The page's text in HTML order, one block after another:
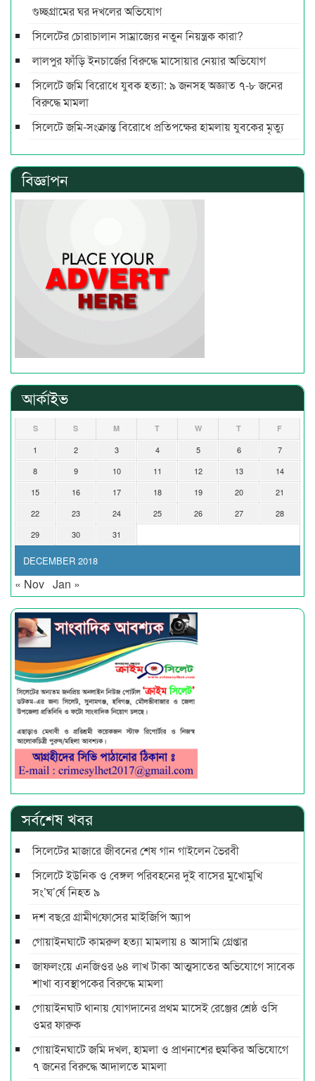
গুচ্ছগ্রামের ঘর দখলের অভিযোগ
সিলেটের চোরাচালান সাম্রাজ্যের নতুন নিয়ন্ত্রক কারা?
লালপুর ফাঁড়ি ইনচার্জের বিরুদ্ধে মাসোয়ার নেয়ার অভিযোগ
সিলেটে জমি বিরোধে যুবক হত্যা: ৯ জনসহ অজ্ঞাত ৭-৮ জনের
বিরুদ্ধে মামলা
সিলেটে জমি-সংক্রান্ত বিরোধে প্রতিপক্ষের হামলায় যুবকের মৃত্যু
বিজ্ঞাপন
আর্কাইভ
DECEMBER 2018
S S M T W T F
1 2 3 4 5 6
7
8
9 10 11 12 13
14
15
16 17 18 19 20
21
22
23 24 25 26 27
28
29
30 31
« Nov Jan »
সর্বশেষ খবর
সিলেটের মাজারে জীবনের শেষ গান গাইলেন ভৈরবী
সিলেটে ইউনিক ও বেঙ্গল পরিবহনের দুই বাসের মুখোমুখি
সং’ঘ’র্ষে নিহত ৯
দশ বছ‌রে গ্রামীণ‌ফো‌সের মাইজিপি অ্যাপ
গোয়াইনঘাটে কামরুল হত্যা মামলায় ৪ আসামি গ্রেপ্তার
জাফলংয়ে এনজিওর ৬৪ লাখ টাকা আত্মসাতের অভিযোগে সাবেক
শাখা ব্যবস্থাপকের বিরুদ্ধে মামলা
গোয়াইনঘাট থানায় যোগদানের প্রথম মাসেই রেঞ্জের শ্রেষ্ঠ ওসি
ওমর ফারুক
গোয়াইনঘাটে জমি দখল, হামলা ও প্রাণনাশের হুমকির অভিযোগে
৭ জনের বিরুদ্ধে আদালতে মামলা